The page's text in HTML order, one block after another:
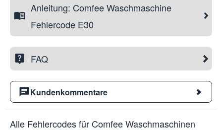
Anleitung: Comfee Waschmaschine
Fehlercode E30
FAQ
Kundenkommentare
Alle Fehlercodes für Comfee Waschmaschinen